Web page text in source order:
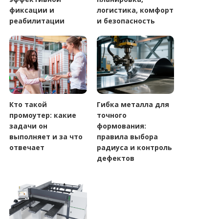
фиксации и
реабилитации
логистика, комфорт
и безопасность
Кто такой
промоутер: какие
задачи он
выполняет и за что
отвечает
Гибка металла для
точного
формования:
правила выбора
радиуса и контроль
дефектов